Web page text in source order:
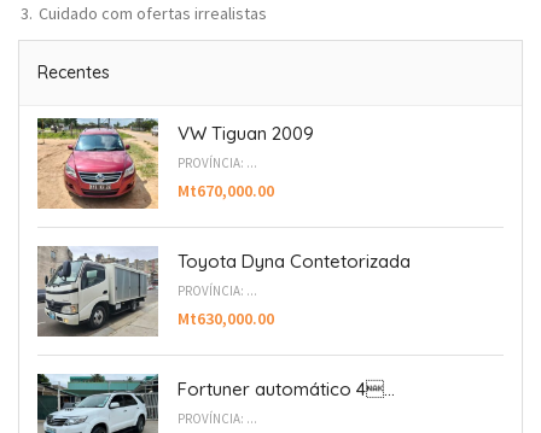
Cuidado com ofertas irrealistas
Recentes
VW Tiguan 2009
PROVÍNCIA: ...
Mt670,000.00
Toyota Dyna Contetorizada
PROVÍNCIA: ...
Mt630,000.00
Fortuner automático 4...
PROVÍNCIA: ...